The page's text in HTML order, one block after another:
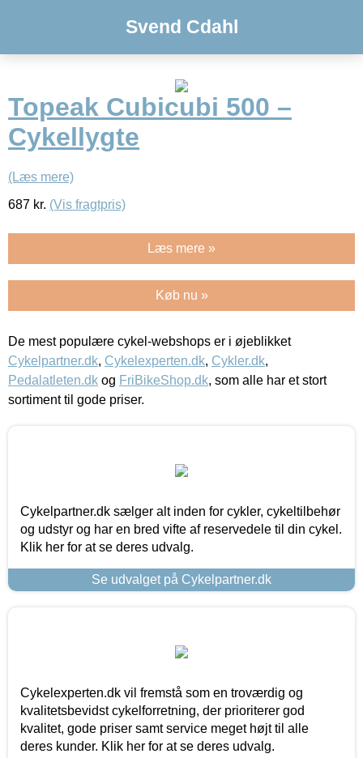
Svend Cdahl
Topeak Cubicubi 500 –
Cykellygte
(Læs mere)
687 kr. (Vis fragtpris)
Læs mere »
Køb nu »
De mest populære cykel-webshops er i øjeblikket
Cykelpartner.dk, Cykelexperten.dk, Cykler.dk,
Pedalatleten.dk og FriBikeShop.dk, som alle har et stort
sortiment til gode priser.
Cykelpartner.dk sælger alt inden for cykler, cykeltilbehør
og udstyr og har en bred vifte af reservedele til din cykel.
Klik her for at se deres udvalg.
Se udvalget på Cykelpartner.dk
Cykelexperten.dk vil fremstå som en troværdig og
kvalitetsbevidst cykelforretning, der prioriterer god
kvalitet, gode priser samt service meget højt til alle
deres kunder. Klik her for at se deres udvalg.